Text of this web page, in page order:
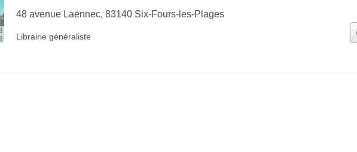
48 avenue Laënnec, 83140 Six-Fours-les-Plages
Librairie généraliste